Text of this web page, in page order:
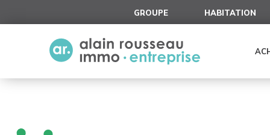
GROUPE HABITATION